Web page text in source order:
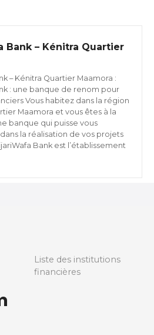
Bank – Kénitra Quartier
– Kénitra Quartier Maamora :
: une banque de renom pour
Vous habitez dans la région
Maamora et vous êtes à la
banque qui puisse vous
la réalisation de vos projets
Bank est l’établissement
Liste des institutions
financières